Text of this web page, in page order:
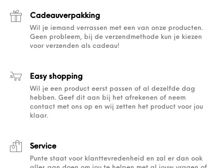
Cadeauverpakking
Wil je iemand verrassen met een van onze producten.
Geen probleem, bij de verzendmethode kun je kiezen
voor verzenden als cadeau!
Easy shopping
Wil je een product eerst passen of al dezelfde dag
hebben. Geef dit aan bij het afrekenen of neem
contact met ons op en wij zetten het product voor jou
klaar.
Service
Punte staat voor klanttevredenheid en zal er dan ook